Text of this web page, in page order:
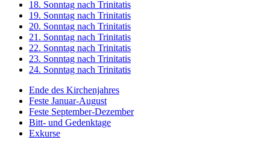
18. Sonntag nach Trinitatis
19. Sonntag nach Trinitatis
20. Sonntag nach Trinitatis
21. Sonntag nach Trinitatis
22. Sonntag nach Trinitatis
23. Sonntag nach Trinitatis
24. Sonntag nach Trinitatis
Ende des Kirchenjahres
Feste Januar-August
Feste September-Dezember
Bitt- und Gedenktage
Exkurse